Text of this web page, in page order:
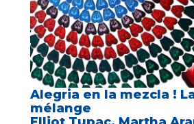
Alegria en la mezcla !
mélange